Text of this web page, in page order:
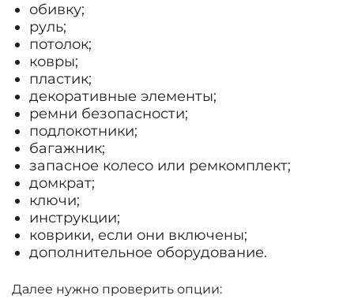
обивку;
руль;
потолок;
ковры;
пластик;
декоративные элементы;
ремни безопасности;
подлокотники;
багажник;
запасное колесо или ремкомплект;
домкрат;
ключи;
инструкции;
коврики, если они включены;
дополнительное оборудование.
Далее нужно проверить опции: